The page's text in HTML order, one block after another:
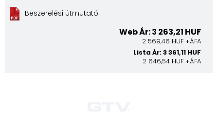
Beszerelési útmutató
Web Ár: 3 263,21 HUF
2 569,46 HUF +ÁFA
Lista Ár: 3 361,11 HUF
2 646,54 HUF +ÁFA